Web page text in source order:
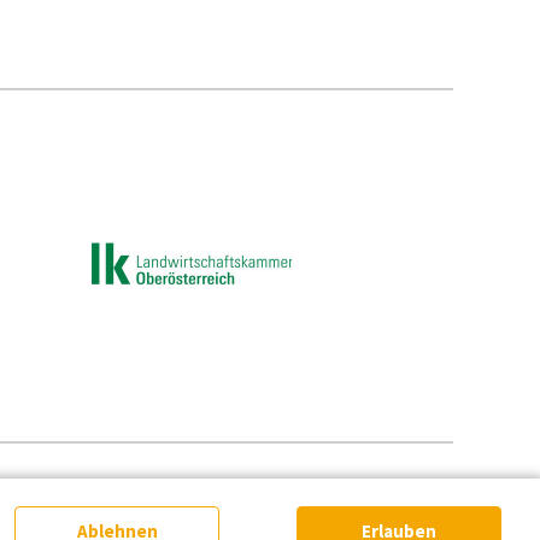
Ablehnen Erlauben